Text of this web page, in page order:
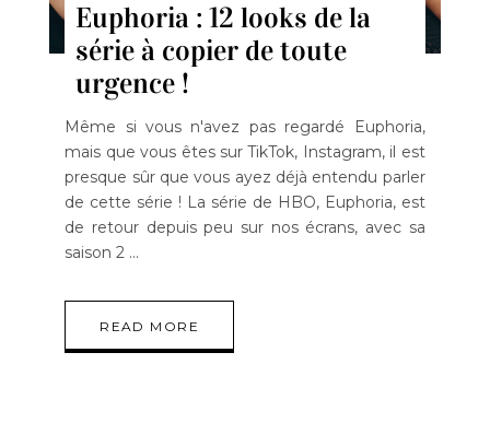
Euphoria : 12 looks de la
série à copier de toute
urgence !
Même si vous n'avez pas regardé Euphoria,
mais que vous êtes sur TikTok, Instagram, il est
presque sûr que vous ayez déjà entendu parler
de cette série ! La série de HBO, Euphoria, est
de retour depuis peu sur nos écrans, avec sa
saison 2
READ MORE